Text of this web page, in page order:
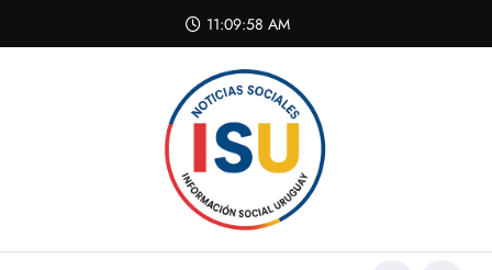
content
11:09:58 AM